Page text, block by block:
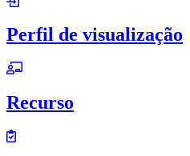
Perfil de visualização
Recurso